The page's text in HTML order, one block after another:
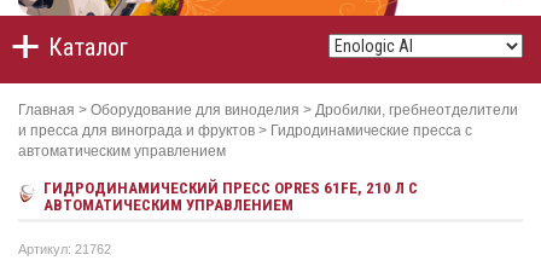
Каталог
Главная > Оборудование для виноделия > Дробилки, гребнеотделители
и пресса для винограда и фруктов > Гидродинамические пресса с
автоматическим управлением
ГИДРОДИНАМИЧЕСКИЙ ПРЕСС OPRES 61FE, 210 Л C
АВТОМАТИЧЕСКИМ УПРАВЛЕНИЕМ
Артикул: 21762